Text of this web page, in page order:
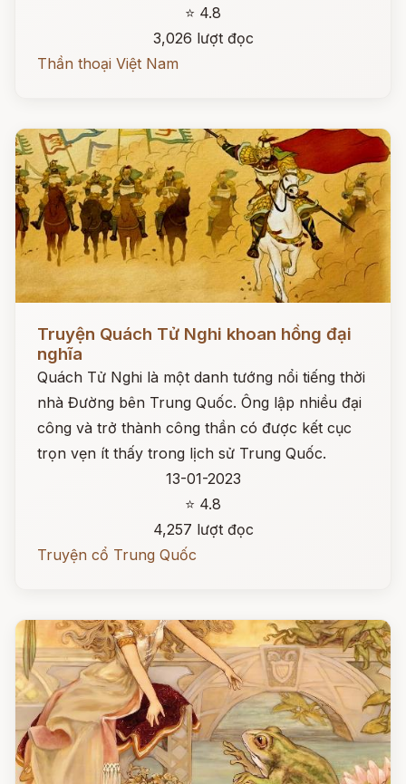
⭐ 4.8
3,026 lượt đọc
Thần thoại Việt Nam
Truyện Quách Tử Nghi khoan hồng đại
nghĩa
Quách Tử Nghi là một danh tướng nổi tiếng thời
nhà Đường bên Trung Quốc. Ông lập nhiều đại
công và trở thành công thần có được kết cục
trọn vẹn ít thấy trong lịch sử Trung Quốc.
13-01-2023
⭐ 4.8
4,257 lượt đọc
Truyện cổ Trung Quốc